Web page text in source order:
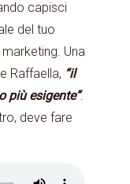
capisci
del tuo
Una
Raffaella, “il
più esigente”.
deve fare